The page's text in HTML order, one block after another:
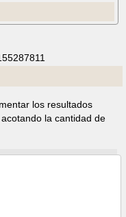
los resultados
la cantidad de